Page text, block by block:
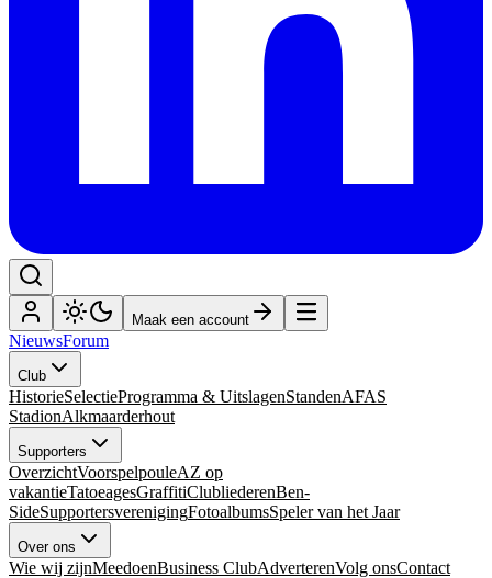
Maak een account
NieuwsForum
Club
HistorieSelectieProgramma & UitslagenStandenAFAS
StadionAlkmaarderhout
Supporters
OverzichtVoorspelpouleAZ op
vakantieTatoeagesGraffitiClubliederenBen-
SideSupportersverenigingFotoalbumsSpeler van het Jaar
Over ons
Wie wij zijnMeedoenBusiness ClubAdverterenVolg onsContact